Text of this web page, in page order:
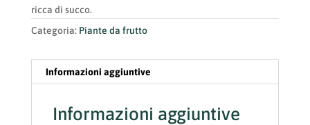
ricca di succo.
Categoria: Piante da frutto
Informazioni aggiuntive
Informazioni aggiuntive